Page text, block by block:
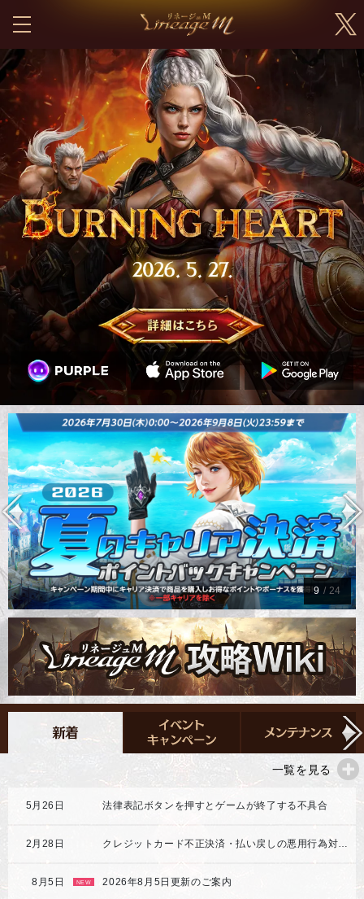
9 / 24
一覧を見る
5月26日 法律表記ボタンを押すとゲームが終了する不具合
2月28日
8月5日 NEW 2026年8月5日更新のご案内